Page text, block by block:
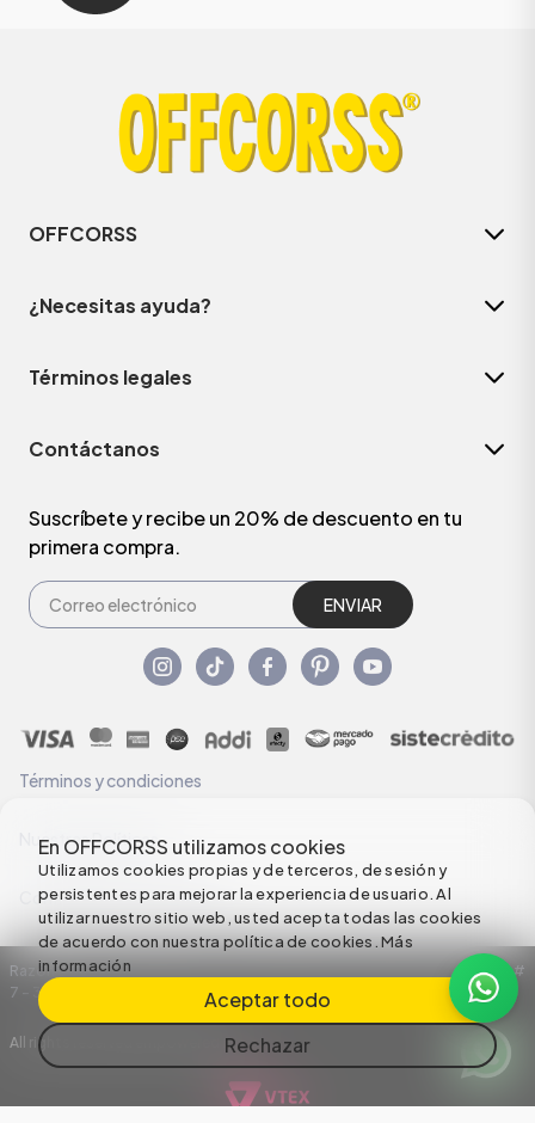
En OFFCORSS utilizamos cookies
Utilizamos cookies propias y de terceros, de sesión y
persistentes para mejorar la experiencia de usuario. Al
utilizar nuestro sitio web, usted acepta todas las cookies
de acuerdo con nuestra política de cookies.Más
información
Aceptar todo
Rechazar
OFFCORSS
¿Necesitas ayuda?
Términos legales
Contáctanos
Suscríbete y recibe un 20% de descuento en tu
primera compra.
ENVIAR
Términos y condiciones
Nuestras Políticas
Configuración de Cookies
Razón Social: C.I HERMECO S.A. NIT: 890924167-6 Dirección: Carrera 50 #
7 – 35
All rights reserved empowered by